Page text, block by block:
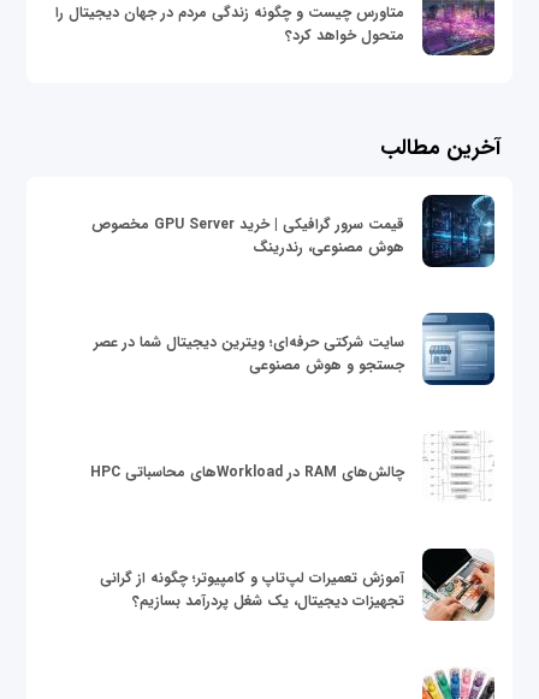
متاورس چیست و چگونه زندگی مردم در جهان دیجیتال را
متحول خواهد کرد؟
آخرین مطالب
قیمت سرور گرافیکی | خرید GPU Server مخصوص
هوش مصنوعی، رندرینگ
سایت شرکتی حرفه‌ای؛ ویترین دیجیتال شما در عصر
جستجو و هوش مصنوعی
چالش‌های RAM در Workloadهای محاسباتی HPC
آموزش تعمیرات لپ‌تاپ و کامپیوتر؛ چگونه از گرانی
تجهیزات دیجیتال، یک شغل پردرآمد بسازیم؟